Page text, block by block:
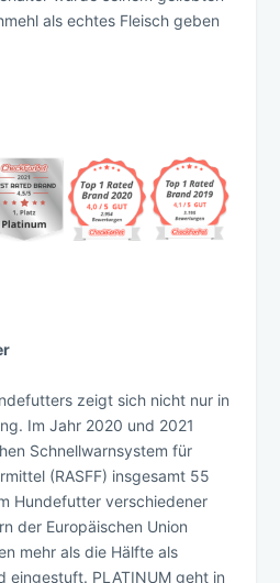
als echtes Fleisch geben
zeigt sich nicht nur in
Im Jahr 2020 und 2021
Schnellwarnsystem für
(RASFF) insgesamt 55
Hundefutter verschiedener
der Europäischen Union
mehr als die Hälfte als
eingestuft. PLATINUM geht in